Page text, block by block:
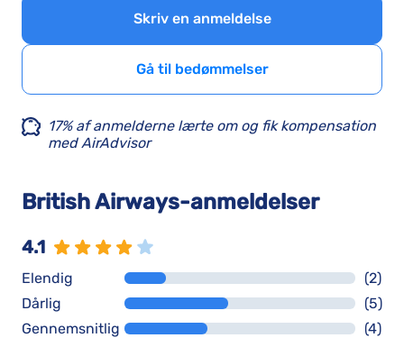
Skriv en anmeldelse
Gå til bedømmelser
17% af anmelderne lærte om og fik kompensation
med AirAdvisor
British Airways-anmeldelser
4.1
Elendig
(2)
Dårlig
(5)
Gennemsnitlig
(4)